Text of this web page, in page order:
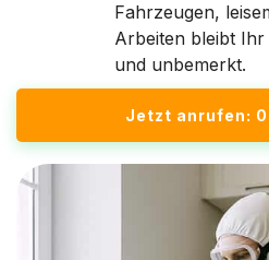
Fahrzeugen,
Arbeiten bleibt
und unbemerkt.
Jetzt anrufen: